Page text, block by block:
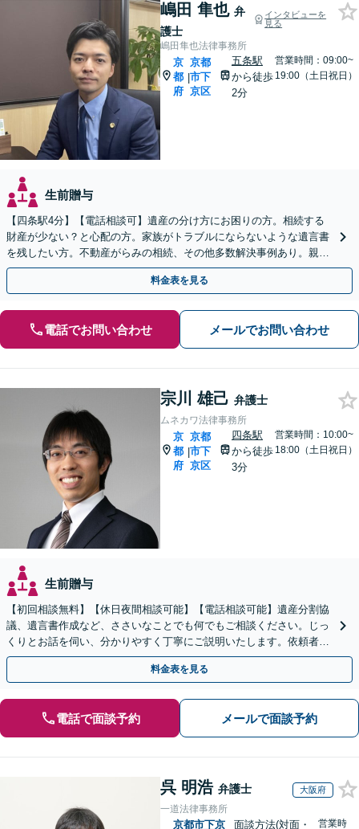
嶋田 隼也 弁
護士
インタビューを
見る
嶋田隼也法律事務所
京
都
府
|
京都
市下
京区
五条駅
から徒歩
2分
営業時間：09:00~
19:00（土日祝日）
生前贈与
【四条駅4分】【電話相談可】遺産の分け方にお困りの方。相続する
財産が少ない？と心配の方。家族がトラブルにならないような遺言書
を残したい方。不動産がらみの相続、その他多数解決事例あり。親身
に対応します【夜間・休日面談】【初回相談無料】
料金表を見る
電話でお問い合わせ メールでお問い合わせ
宗川 雄己 弁護士
ムネカワ法律事務所
京
都
府
|
京都
市下
京区
四条駅
から徒歩
3分
営業時間：10:00~
18:00（土日祝日）
生前贈与
【初回相談無料】【休日夜間相談可能】【電話相談可能】遺産分割協
議、遺言書作成など、ささいなことでも何でもご相談ください。じっ
くりとお話を伺い、分かりやすく丁寧にご説明いたします。依頼者の
方の利益を最大化するために尽力いたします。
料金表を見る
電話で面談予約 メールで面談予約
呉 明浩 弁護士 大阪府
一道法律事務所
京都市下京
面談方法(対面・
営業時